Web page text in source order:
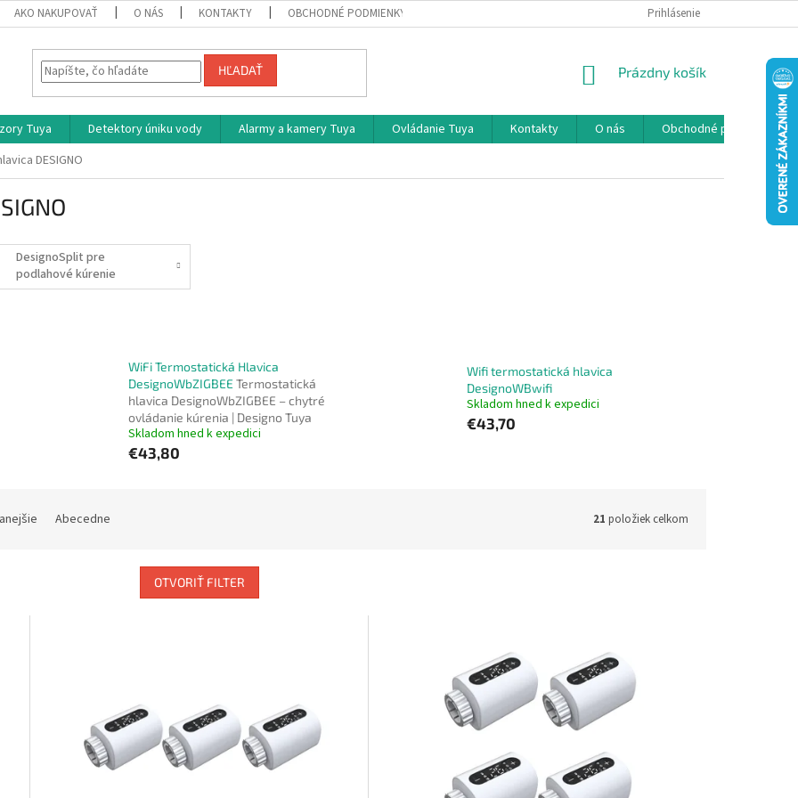
AKO NAKUPOVAŤ O NÁS KONTAKTY OBCHODNÉ PODMIENKY PODMIENKY OCHRANY OSOBNÝCH ÚDAJOVPrihlásenie
HĽADAŤ
NÁKUPNÝ
Prázdny košík
Tuya Detektory úniku vody Alarmy a kamery Tuya Ovládanie Tuya Kontakty O nás
Obchodné podmienky
DESIGNO
DesignoSplit pre
podlahové kúrenie
WiFi Termostatická Hlavica
DesignoWbZIGBEETermostatická
hlavica DesignoWbZIGBEE – chytré
ovládanie kúrenia | Designo Tuya
Skladom hned k expedici
€43,80
Wifi termostatická hlavica
DesignoWBwifi
Skladom hned k expedici
€43,70
Abecedne 21 položiek celkom
OTVORIŤ FILTER